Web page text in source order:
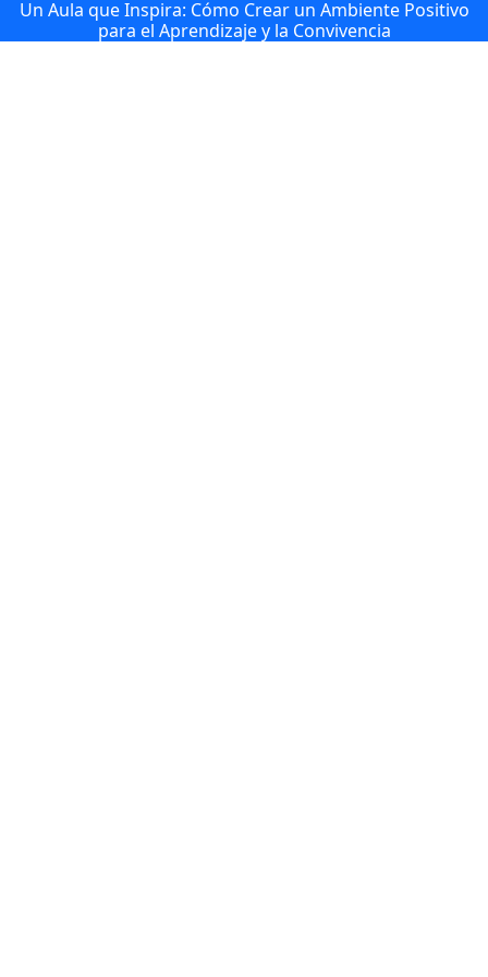
Un Aula que Inspira: Cómo Crear un Ambiente Positivo
para el Aprendizaje y la Convivencia